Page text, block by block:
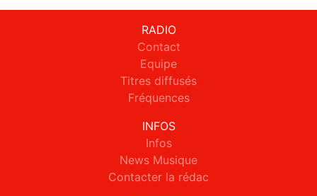
RADIO
Contact
Equipe
Titres diffusés
Fréquences
INFOS
Infos
News Musique
Contacter la rédac